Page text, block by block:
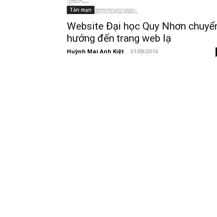
Tản mạn
Website Đại học Quy Nhơn
hướng đến trang web lạ
Huỳnh Mai Anh Kiệt - 01/08/2016